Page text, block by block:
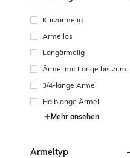
Kurzärmelig
Ärmellos
Langärmelig
Ärmel mit Länge bis zum H
3/4-lange Ärmel
Halblange Ärmel
Mehr ansehen
Ärmeltyp